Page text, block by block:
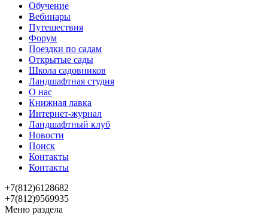
Обучение
Вебинары
Путешествия
Форум
Поездки по садам
Открытые сады
Школа садовников
Ландшафтная студия
О нас
Книжная лавка
Интернет-журнал
Ландшафтный клуб
Новости
Поиск
Контакты
Контакты
+7(812)6128682
+7(812)9569935
Меню раздела